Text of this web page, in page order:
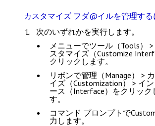
カスタマイズ フダ@イルを管理する
次のいずれかを実行します。
メニューでツール（Tools） >
スタマイズ（Customize
クリックします。
リボンで管理（Manage） >
イズ（Customization） > イ
ース（Interface） をクリック
す。
コマンド プロンプトで
力します。